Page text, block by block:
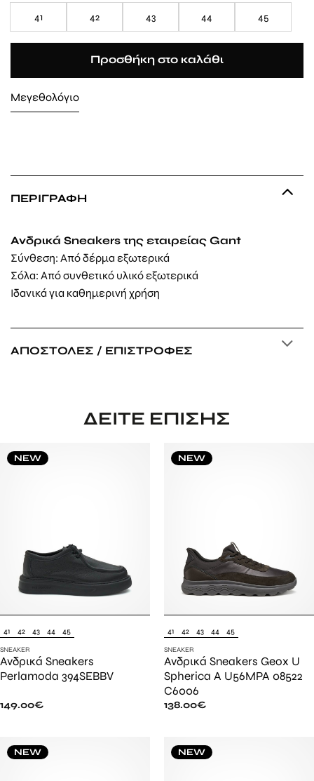
41 42 43 44 45
Προσθήκη στο καλάθι
Μεγεθολόγιο
ΠΕΡΙΓΡΑΦΉ
Ανδρικά Sneakers της εταιρείας Gant
Σύνθεση: Από δέρμα εξωτερικά
Σόλα: Απόσυνθετικό υλικόεξωτερικά
Ιδανικά για καθημερινή χρήση
ΑΠΟΣΤΟΛΈΣ / ΕΠΙΣΤΡΟΦΈΣ
ΔΕΊΤΕ ΕΠΊΣΗΣ
NEW
41 42 43 44 45
SNEAKER
Ανδρικά Sneakers
Perlamoda 394SEBBV
149.00€
NEW
41 42 43 44 45
SNEAKER
Ανδρικά Sneakers Geox U
Spherica A U56MPA 08522
C6006
138.00€
NEW NEW